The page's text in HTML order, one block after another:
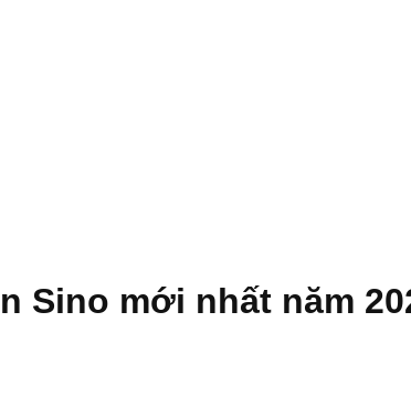
Sino mới nhất năm